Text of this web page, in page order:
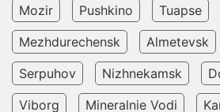
Mozir
Pushkino Tuapse
Mezhdurechensk
Almetevsk
Serpuhov
Nizhnekamsk
Viborg
Mineralnie Vodi